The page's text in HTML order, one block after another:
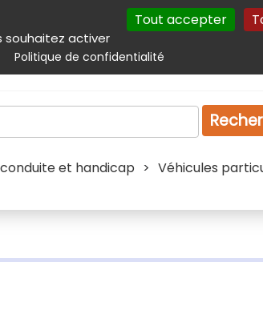
souhaitez activer
Tout accepter
Politique de confidentialité
Autres services Plan du site
Emploi Droit
et handicap > Véhicules